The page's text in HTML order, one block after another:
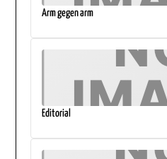
Arm gegen arm
Editorial